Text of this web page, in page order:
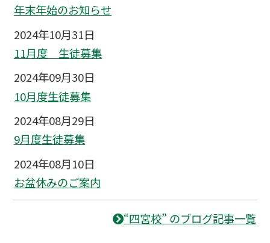
年末年始のお知らせ
2024年10月31日
11月度 生徒募集
2024年09月30日
10月度生徒募集
2024年08月29日
9月度生徒募集
2024年08月10日
お盆休みのご案内
“四宮校” のブログ記事一覧